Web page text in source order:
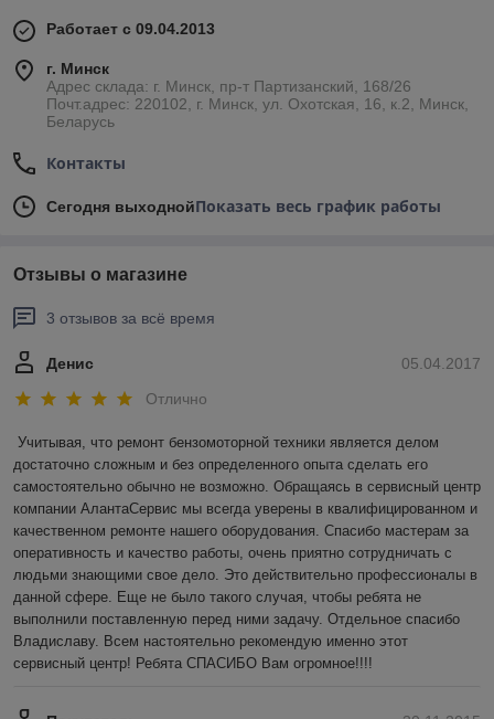
Работает с 09.04.2013
г. Минск
Адрес склада: г. Минск, пр-т Партизанский, 168/26
Почт.адрес: 220102, г. Минск, ул. Охотская, 16, к.2, Минск,
Беларусь
Контакты
Сегодня выходнойПоказать весь график работы
Отзывы о магазине
3 отзывов за всё время
05.04.2017
Денис
Отлично
Учитывая, что ремонт бензомоторной техники является делом
достаточно сложным и без определенного опыта сделать его
самостоятельно обычно не возможно. Обращаясь в сервисный центр
компании АлантаСервис мы всегда уверены в квалифицированном и
качественном ремонте нашего оборудования. Спасибо мастерам за
оперативность и качество работы, очень приятно сотрудничать с
людьми знающими свое дело. Это действительно профессионалы в
данной сфере. Еще не было такого случая, чтобы ребята не
выполнили поставленную перед ними задачу. Отдельное спасибо
Владиславу. Всем настоятельно рекомендую именно этот
сервисный центр! Ребята СПАСИБО Вам огромное!!!!